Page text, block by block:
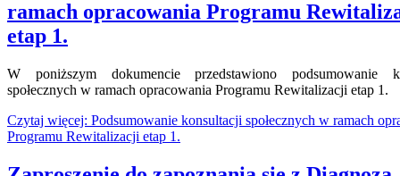
ramach opracowania Programu
etap 1.
W poniższym dokumencie przedstawiono podsumowanie
społecznych w ramach opracowania Programu Rewitalizacji etap 1.
Czytaj więcej: Podsumowanie konsultacji społecznych w ramach
Programu Rewitalizacji etap 1.